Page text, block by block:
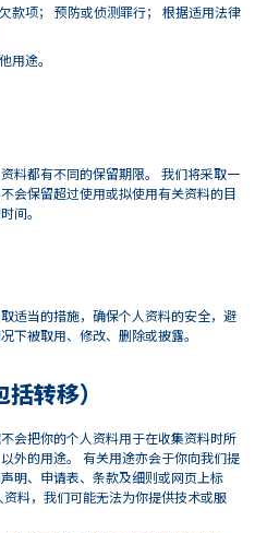
款项； 预防或侦测罪行； 根据适用法律
用途。
料都有不同的保留期限。 我们将采取一
会保留超过使用或拟使用有关资料的目
间。
适当的措施，确保个人资料的安全，避
下被取用、修改、删除或披露。
转移）
会把你的个人资料用于在收集资料时所
外的用途。 有关用途亦会于你向我们提
明、申请表、条款及细则或网页上标
料，我们可能无法为你提供技术或服